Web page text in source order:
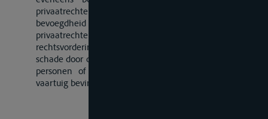
privaatrechtelijke overeenkomst zijn gebonden; hun
bevoegdheid strekt zich evenwel niet uit tot op een
privaatrechtelijke overeenkomst gebaseerde
rechtsvorderingen tegen een vaartuig terzake van
schade door de schuld van dat vaartuig veroorzaakt aan
personen of goederen die zich aan boord van dat
vaartuig bevinden."